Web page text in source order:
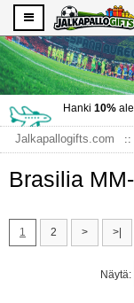
Hanki 10%
Jalkapallogifts.com
Brasilia
1 2 > >|
Näytä: